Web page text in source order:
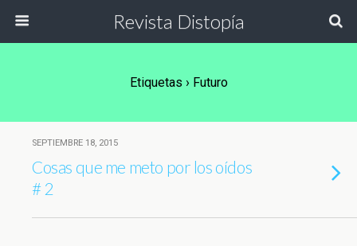
Revista Distopía
Etiquetas › Futuro
SEPTIEMBRE 18, 2015
Cosas que me meto por los oídos
# 2